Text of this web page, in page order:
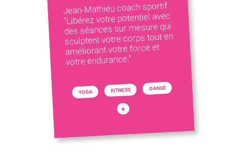
Jean-Mathieu coach sportif :
"Libérez votre potentiel avec
des séances sur mesure qui
sculptent votre corps tout en
améliorant votre force et
votre endurance."
YOGA FITNESS DANSE
+